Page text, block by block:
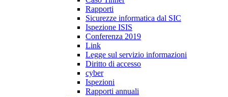
Rapporti
Sicurezze informatica dal SIC
Ispezione ISIS
Conferenza 2019
Link
Legge sul servizio informazioni
Diritto di accesso
cyber
Ispezioni
Rapporti annuali